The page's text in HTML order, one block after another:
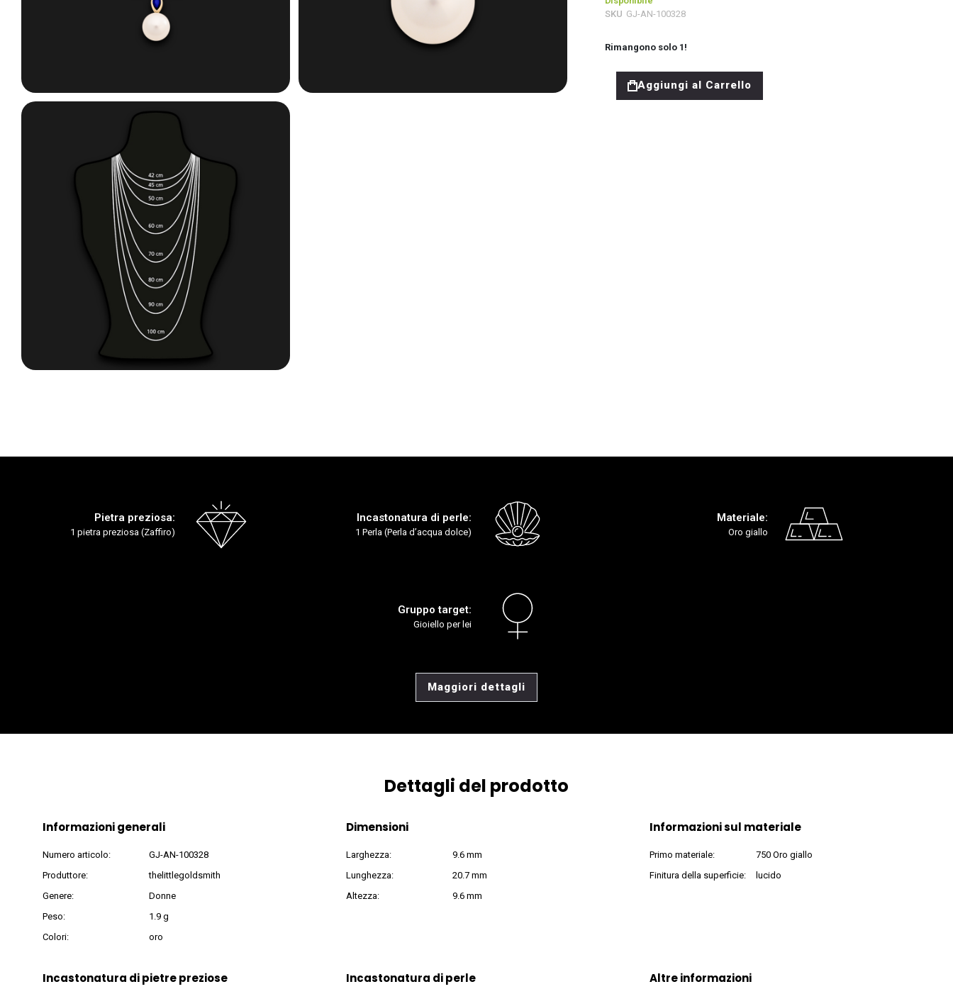
SKU GJ-AN-100328
Rimangono solo 1 !
Aggiungi al Carrello
Pietra preziosa:
1 pietra preziosa (Zaffiro)
Incastonatura di perle:
1 Perla (Perla d’acqua dolce)
Materiale:
Oro giallo
Gruppo target:
Gioiello per lei
Maggiori dettagli
Dettagli del prodotto
Informazioni generali
Numero articolo:
GJ-AN-100328
Produttore:
thelittlegoldsmith
Genere:
Donne
Peso:
1.9 g
Colori:
oro
Dimensioni
Larghezza:
9.6 mm
Lunghezza:
20.7 mm
Altezza:
9.6 mm
Informazioni sul materiale
Primo materiale:
750 Oro giallo
Finitura della superficie:
lucido
Incastonatura di pietre preziose Incastonatura di perle Altre informazioni